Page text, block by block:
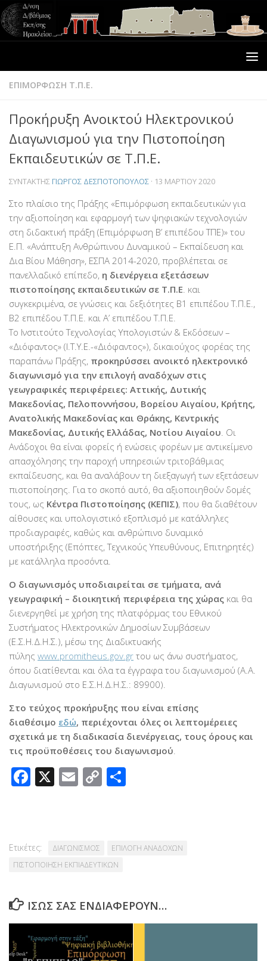
ΕΠΙΜΟΡΦΩΣΗ Τ.Π.Ε.
Προκήρυξη Ανοικτού Ηλεκτρονικού
Διαγωνισμού για την Πιστοποίηση
Εκπαιδευτικών σε Τ.Π.Ε.
ΣΥΝΤΆΚΤΗΣ ΓΙΏΡΓΟΣ ΔΕΣΠΟΤΌΠΟΥΛΟΣ · 13 ΜΑΡΤΊΟΥ 2020
Στο πλαίσιο της Πράξης «Επιμόρφωση εκπαιδευτικών για
την αξιοποίηση και εφαρμογή των ψηφιακών τεχνολογιών
στη διδακτική πράξη (Επιμόρφωση Β’ επιπέδου ΤΠΕ)» του
Ε.Π. «Ανάπτυξη Ανθρώπινου Δυναμικού – Εκπαίδευση και
Δια Βίου Μάθηση», ΕΣΠΑ 2014-2020, προβλέπεται σε
πανελλαδικό επίπεδο, η διενέργεια εξετάσεων
πιστοποίησης εκπαιδευτικών σε Τ.Π.Ε. και
συγκεκριμένα, σε γνώσεις και δεξιότητες Β1 επιπέδου Τ.Π.Ε.,
Β2 επιπέδου Τ.Π.Ε. και Α’ επιπέδου Τ.Π.Ε.
Το Ινστιτούτο Τεχνολογίας Υπολογιστών & Εκδόσεων –
«Διόφαντος» (Ι.Τ.Υ.Ε.-«Διόφαντος»), δικαιούχος φορέας της
παραπάνω Πράξης, προκηρύσσει ανοικτό ηλεκτρονικό
διαγωνισμό για την επιλογή αναδόχων στις
γεωγραφικές περιφέρειες: Αττικής, Δυτικής
Μακεδονίας, Πελοποννήσου, Βορείου Αιγαίου, Κρήτης,
Ανατολικής Μακεδονίας και Θράκης, Κεντρικής
Μακεδονίας, Δυτικής Ελλάδας, Νοτίου Αιγαίου. Οι
Ανάδοχοι θα είναι φορείς ή ενώσεις φορέων με αντικείμενο
απασχόλησης την παροχή υπηρεσιών τριτοβάθμιας
εκπαίδευσης, και θα αναλάβουν τη διεξαγωγή των εξετάσεων
πιστοποίησης. Για το σκοπό αυτό, θα αξιοποιηθούν δομές
τους, ως Κέντρα Πιστοποίησης (ΚΕΠΙΣ), που θα διαθέτουν
αίθουσες και υπολογιστικό εξοπλισμό με κατάλληλες
προδιαγραφές, καθώς και ανθρώπινο δυναμικό
υποστήριξης (Επόπτες, Τεχνικούς Υπευθύνους, Επιτηρητές)
με κατάλληλα προσόντα.
Ο διαγωνισμός υποδιαιρείται σε τμήματα, ανά
γεωγραφική – διοικητική περιφέρεια της χώρας και θα
διενεργηθεί με χρήση της πλατφόρμας του Εθνικού
Συστήματος Ηλεκτρονικών Δημοσίων Συμβάσεων
(Ε.Σ.Η.Δ.Η.Σ.), μέσω της Διαδικτυακής
πύλης www.promitheus.gov.gr του ως άνω συστήματος,
όπου διατίθενται και όλα τα έγγραφα του διαγωνισμού (Α.Α.
Διαγωνισμού στο Ε.Σ.Η.Δ.Η.Σ.: 89900).
Στο τεύχος προκήρυξης που είναι επίσης
διαθέσιμο εδώ, περιέχονται όλες οι λεπτομέρειες
σχετικά με τη διαδικασία διενέργειας, τους όρους και
τις προϋποθέσεις του διαγωνισμού.
Facebook
X Email
Copy
Ετικέτες: ΔΙΑΓΩΝΙΣΜΟΣ
ΕΠΙΛΟΓΗ ΑΝΑΔΟΧΩΝ
ΠΙΣΤΟΠΟΙΗΣΗ ΕΚΠΙΑΔΕΥΤΙΚΩΝ
ΊΣΩΣ ΣΑΣ ΕΝΔΙΑΦΈΡΟΥΝ…